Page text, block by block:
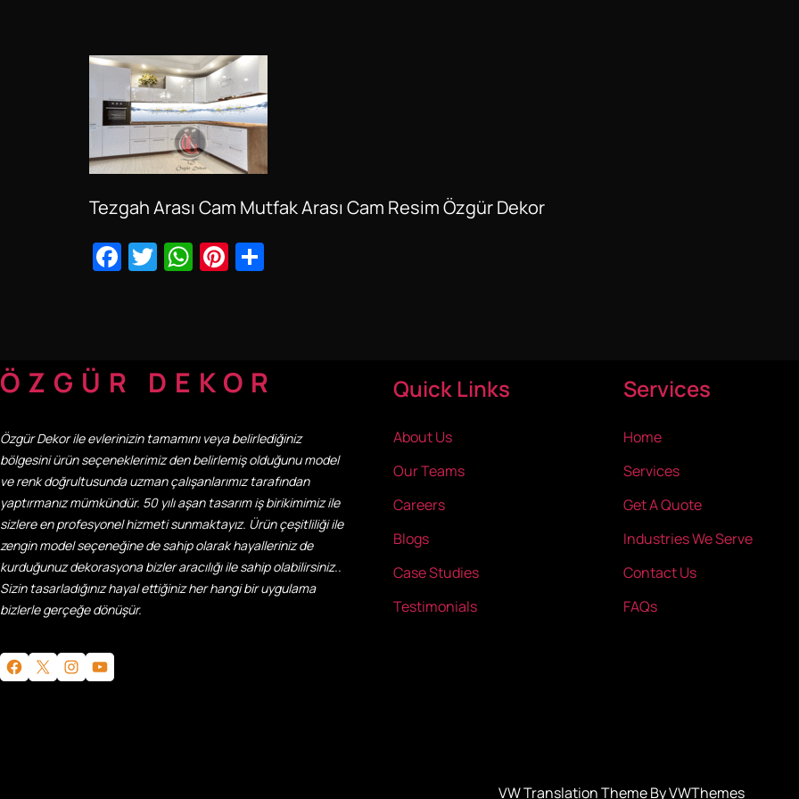
Tezgah Arası Cam Mutfak Arası Cam Resim Özgür Dekor
Facebook
Twitter
WhatsApp
Pinterest
ÖZGÜR DEKOR
Özgür Dekor ile evlerinizin tamamını veya belirlediğiniz
bölgesini ürün seçeneklerimiz den belirlemiş olduğunu model
ve renk doğrultusunda uzman çalışanlarımız tarafından
yaptırmanız mümkündür. 50 yılı aşan tasarım iş birikimimiz ile
sizlere en profesyonel hizmeti sunmaktayız. Ürün çeşitliliği ile
zengin model seçeneğine de sahip olarak hayalleriniz de
kurduğunuz dekorasyona bizler aracılığı ile sahip olabilirsiniz..
Sizin tasarladığınız hayal ettiğiniz her hangi bir uygulama
bizlerle gerçeğe dönüşür.
Facebook X Instagram YouTube
Quick Links
About Us
Our Teams
Careers
Blogs
Case Studies
Testimonials
Services
Home
Services
Get A Quote
Industries We Serve
Contact Us
FAQs
VW Translation Theme By VWThemes